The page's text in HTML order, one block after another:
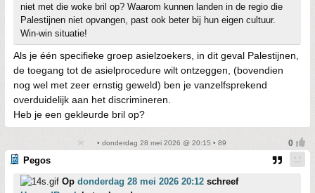
niet met die woke bril op? Waarom kunnen landen in de regio die
Palestijnen niet opvangen, past ook beter bij hun eigen cultuur.
Win-win situatie!
Als je één specifieke groep asielzoekers, in dit geval Palestijnen,
de toegang tot de asielprocedure wilt ontzeggen, (bovendien
nog wel met zeer ernstig geweld) ben je vanzelfsprekend
overduidelijk aan het discrimineren.
Heb je een gekleurde bril op?
• donderdag 28 mei 2026 @ 20:15 • 89
Pegos
Op donderdag 28 mei 2026 20:12 schreef